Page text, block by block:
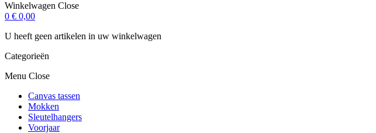
Winkelwagen Close
0 € 0,00
U heeft geen artikelen in uw winkelwagen
Categorieën
Menu Close
Canvas tassen
Mokken
Sleutelhangers
Voorjaar